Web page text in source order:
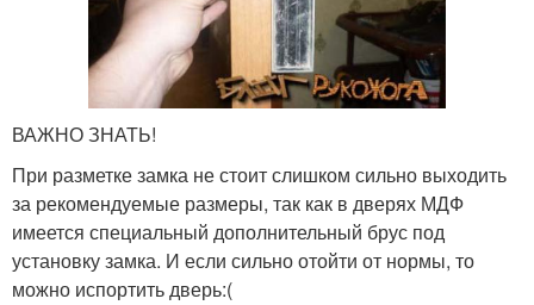
ВАЖНО ЗНАТЬ!
При разметке замка не стоит слишком сильно выходить
за рекомендуемые размеры, так как в дверях МДФ
имеется специальный дополнительный брус под
установку замка. И если сильно отойти от нормы, то
можно испортить дверь:(